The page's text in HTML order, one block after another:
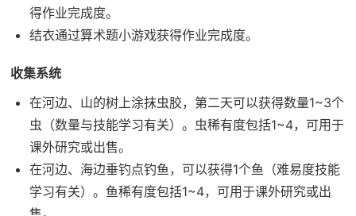
得作业完成度。
结衣通过算术题小游戏获得作业完成度。
收集系统
在河边、山的树上涂抹虫胶，第二天可以获得数量1~3个
虫（数量与技能学习有关）。虫稀有度包括1~4，可用于
课外研究或出售。
在河边、海边垂钓点钓鱼，可以获得1个鱼（难易度技能
学习有关）。鱼稀有度包括1~4，可用于课外研究或出